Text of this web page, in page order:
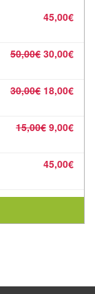
45,00€
50,00€ 30,00€
30,00€ 18,00€
15,00€ 9,00€
45,00€